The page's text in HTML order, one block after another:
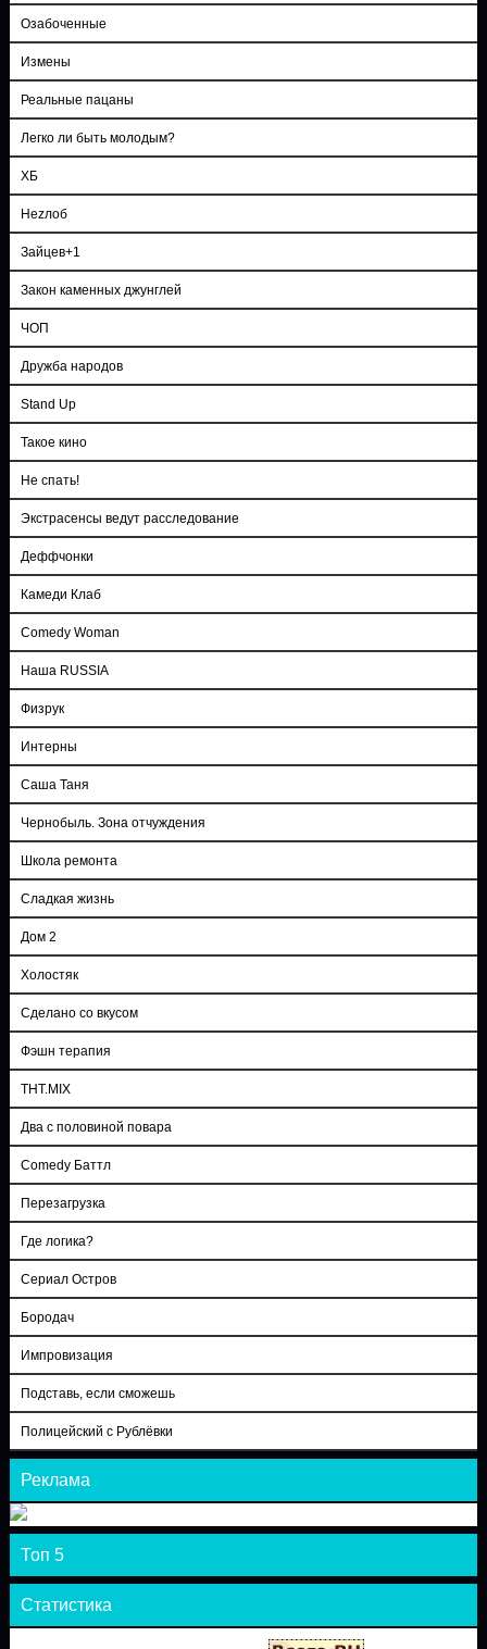
Озабоченные
Измены
Реальные пацаны
Легко ли быть молодым?
ХБ
Неzлоб
Зайцев+1
Закон каменных джунглей
ЧОП
Дружба народов
Stand Up
Такое кино
Не спать!
Экстрасенсы ведут расследование
Деффчонки
Камеди Клаб
Comedy Woman
Наша RUSSIA
Физрук
Интерны
Саша Таня
Чернобыль. Зона отчуждения
Школа ремонта
Сладкая жизнь
Дом 2
Холостяк
Сделано со вкусом
Фэшн терапия
ТНТ.MIX
Два с половиной повара
Comedy Баттл
Перезагрузка
Где логика?
Сериал Остров
Бородач
Импровизация
Подставь, если сможешь
Полицейский с Рублёвки
Реклама
Топ 5
Статистика